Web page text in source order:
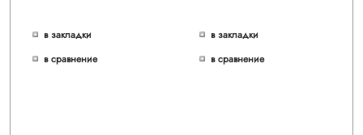
в закладки
в сравнение
в закладки
в сравнение